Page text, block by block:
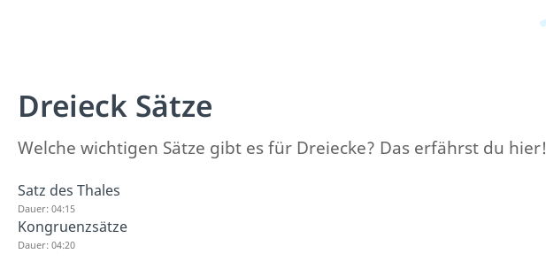
Dreieck Sätze
Welche wichtigen Sätze gibt es für Dreiecke? Das erfährst du hier!
Satz des Thales
Dauer: 04:15
Kongruenzsätze
Dauer: 04:20